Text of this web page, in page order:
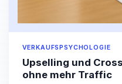
VERKAUFSPSYCHOLOGIE
Upselling und
ohne mehr Traffic